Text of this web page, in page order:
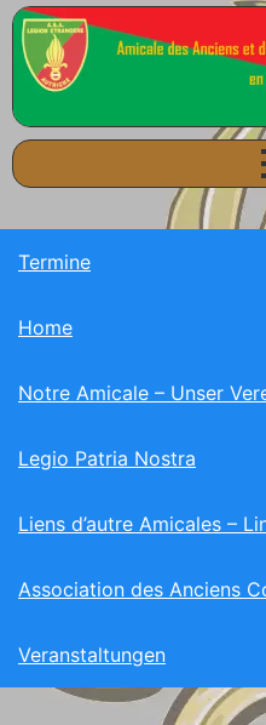
Termine
Home
Notre Amicale – Unser
Legio Patria Nostra
Liens d’autre Amicales –
Association des Anciens
Veranstaltungen